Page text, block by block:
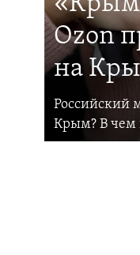
Ozon
на
Российский
Крым? В чем